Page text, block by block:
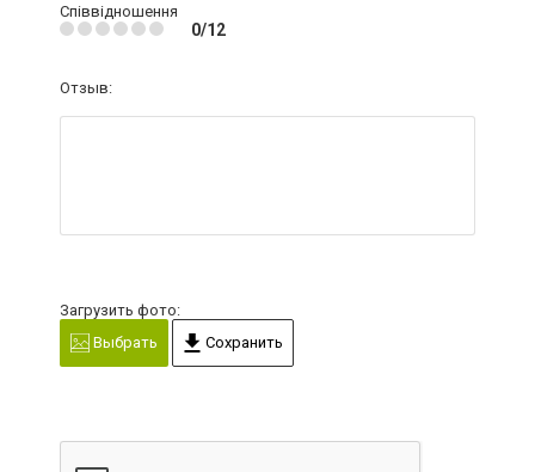
Співвідношення
0/12
Отзыв:
Загрузить фото:
Выбрать
Сохранить